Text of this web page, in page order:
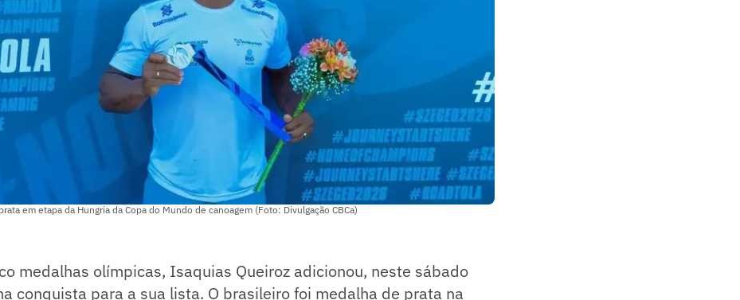
em etapa da Hungria da Copa do Mundo de canoagem (Foto: Divulgação CBCa)
medalhas olímpicas, Isaquias Queiroz adicionou, neste sábado
conquista para a sua lista. O brasileiro foi medalha de prata na